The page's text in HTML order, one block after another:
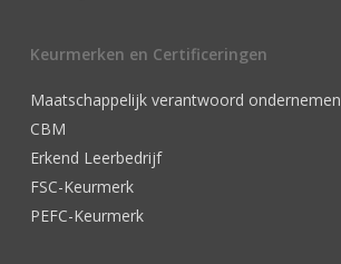
Keurmerken en Certificeringen
Maatschappelijk verantwoord ondernemen
CBM
Erkend Leerbedrijf
FSC-Keurmerk
PEFC-Keurmerk